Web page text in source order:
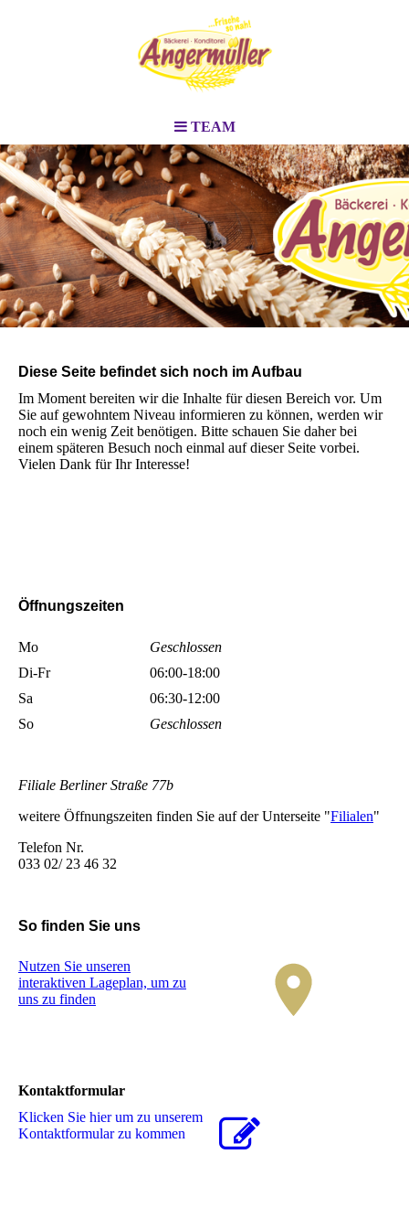
TEAM
Diese Seite befindet sich noch im Aufbau
Im Moment bereiten wir die Inhalte für diesen Bereich vor. Um
Sie auf gewohntem Niveau informieren zu können, werden wir
noch ein wenig Zeit benötigen. Bitte schauen Sie daher bei
einem späteren Besuch noch einmal auf dieser Seite vorbei.
Vielen Dank für Ihr Interesse!
Öffnungszeiten
Mo
Geschlossen
Di-Fr
06:00-18:00
Sa
06:30-12:00
So
Geschlossen
Filiale Berliner Straße 77b
weitere Öffnungszeiten finden Sie auf der Unterseite "Filialen"
Telefon Nr.
033 02/ 23 46 32
So finden Sie uns
Nutzen Sie unseren
interaktiven La­ge­plan, um zu
uns zu finden
Kontaktformular
Klicken Sie hier um zu unserem
Kon­takt­for­mu­lar zu kommen